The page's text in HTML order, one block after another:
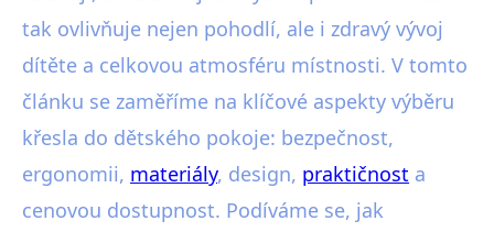
tak ovlivňuje nejen pohodlí, ale i zdravý vývoj
dítěte a celkovou atmosféru místnosti. V tomto
článku se zaměříme na klíčové aspekty výběru
křesla do dětského pokoje: bezpečnost,
ergonomii, materiály, design, praktičnost a
cenovou dostupnost. Podíváme se, jak